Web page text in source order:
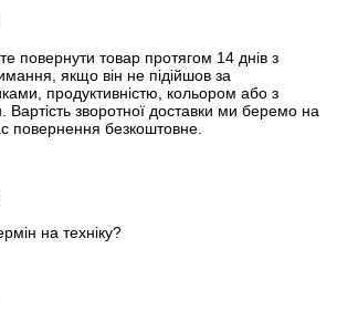
повернути товар протягом 14 днів з
якщо він не підійшов за
продуктивністю, кольором або з
Вартість зворотної доставки ми беремо на
повернення безкоштовне.
на техніку?